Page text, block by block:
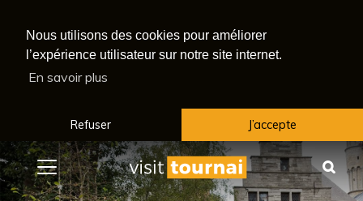
Nous utilisons des cookies pour améliorer
l’expérience utilisateur sur notre site internet.
En savoir plus
Refuser J’accepte
Menu